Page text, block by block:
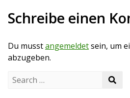
t
r
a
g
s
u
s
s
t
p
o
Schreibe einen
Du musstangemeldetsein, um
abzugeben.